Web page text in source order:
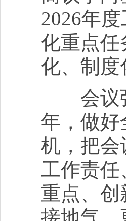
2026年
化重点任
化、制度
会议强
年，做好
机，把会
工作责任
重点、